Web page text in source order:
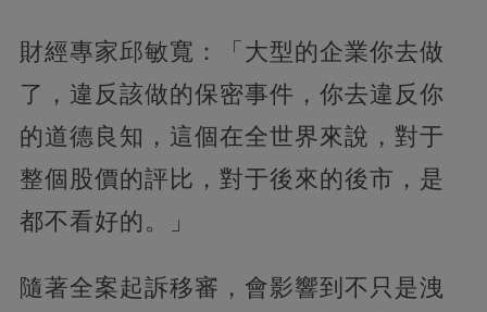
財經專家邱敏寬：「大型的企業你去做
了，違反該做的保密事件，你去違反你
的道德良知，這個在全世界來說，對于
整個股價的評比，對于後來的後市，是
都不看好的。」
隨著全案起訴移審，會影響到不只是洩